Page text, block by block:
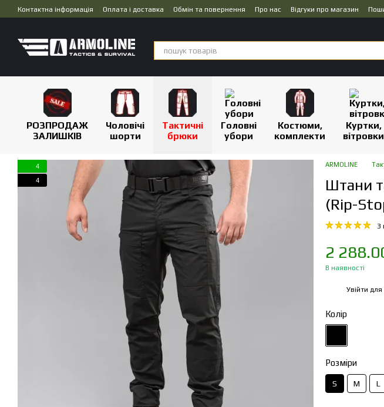
Перейти до основного контенту
Контактна інформація Оплата і доставка Обмін та повернення Про нас Відгуки про магазин
РОЗПРОДАЖ
ЗАЛИШКІВ
Чоловічі
шорти
Тактичні
брюки
Головні
убори
Костюми,
комплекти
Куртки,
вітровки
4
4
ARMOLINE
Штани
(Rip-
3
2
В наявності
Увійти для
Колір
Розміри
S M L